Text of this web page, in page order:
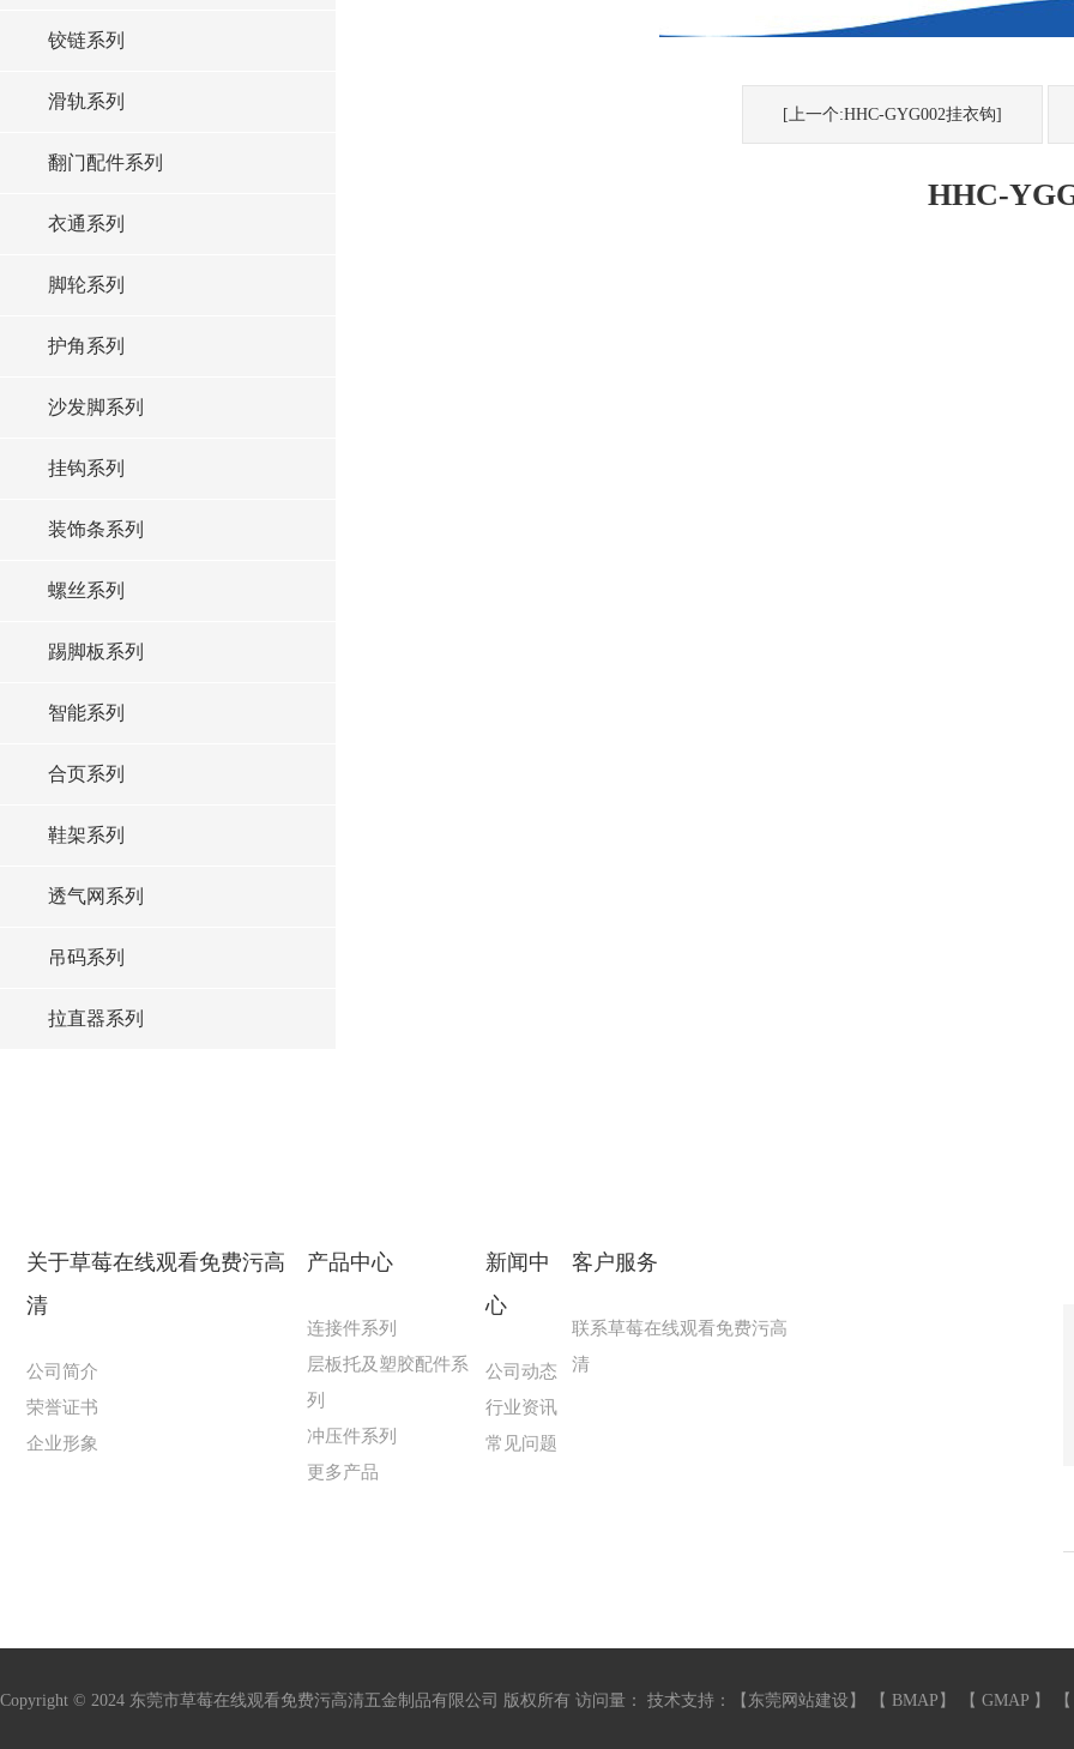
铰链系列
滑轨系列
翻门配件系列
衣通系列
脚轮系列
护角系列
沙发脚系列
挂钩系列
装饰条系列
螺丝系列
踢脚板系列
智能系列
合页系列
鞋架系列
透气网系列
吊码系列
拉直器系列
[上一个:HHC-GYG002挂衣钩]
HHC-
关于草莓在线观看免费污高
清
公司简介
荣誉证书
企业形象
产品中心
连接件系列
层板托及塑胶配件系
列
冲压件系列
更多产品
新闻中
心
公司动态
行业资讯
常见问题
客户服务
联系草莓在线观看免费污高
清
Copyright © 2024 东莞市草莓在线观看免费污高清五金制品有限公司 版权所有 访问量： 技术支持：【 东莞网站建设 】 【 BMAP 】 【 GMAP 】